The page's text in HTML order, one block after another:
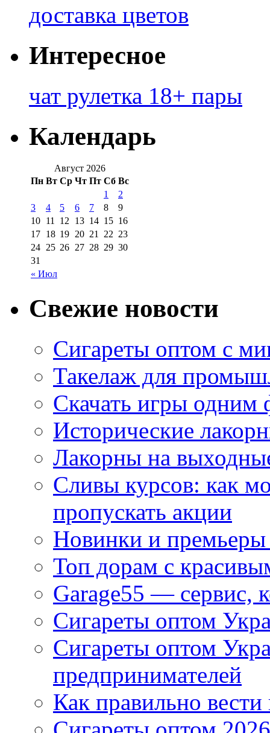
доставка цветов
Интересное
чат рулетка 18+ пары
Календарь
Август 2026
Пн Вт Ср Чт Пт Сб Вс
« Июл
1
2
3
4 5 6 7 8
9
10 11 12 13 14 15 16
17 18 19 20 21 22 23
24 25 26 27 28 29 30
31
Свежие новости
Сигареты оптом с
Такелаж для
Скачать игры одним
Исторические
Лакорны на
Сливы курсов: как
пропускать акции
Новинки и
Топ дорам с
Garage55 — сервис,
Сигареты оптом
Сигареты оптом
предпринимателей
Как правильно